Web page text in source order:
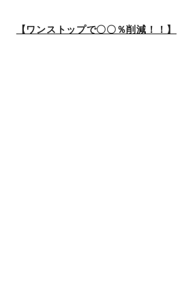
【ワンストップで〇〇％削減！！】